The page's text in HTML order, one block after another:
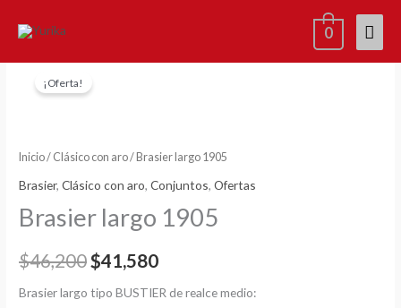
0
¡Oferta!
Inicio/ Clásico con aro/ Brasier largo 1905
Brasier,Clásico con aro,Conjuntos,Ofertas
Brasier largo 1905
$46,200
$46,200.
$41,580
$41,580.
Brasier largo tipo BUSTIER de realce medio:
Brasier
largo